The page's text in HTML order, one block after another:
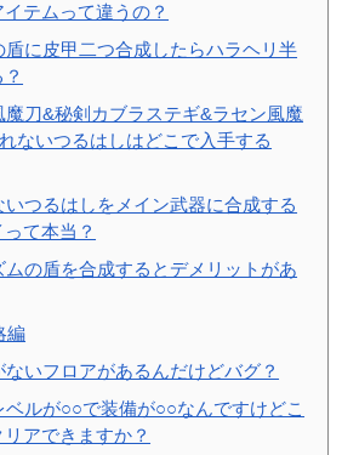
テムって違うの？
盾に皮甲二つ合成したらハラヘリ半
魔刀&秘剣カブラステギ&ラセン風魔
ないつるはしはどこで入手する
いつるはしをメイン武器に合成する
て本当？
ムの盾を合成するとデメリットがあ
編
ないフロアがあるんだけどバグ？
ベルが○○で装備が○○なんですけどこ
アできますか？